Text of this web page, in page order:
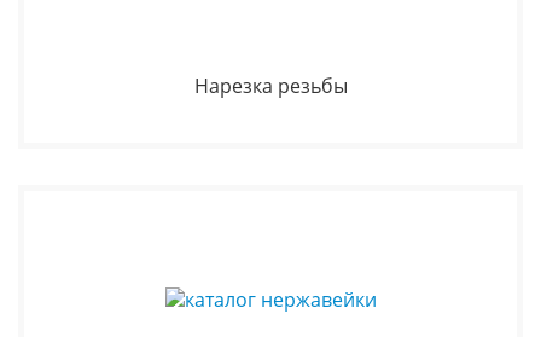
Нарезка резьбы